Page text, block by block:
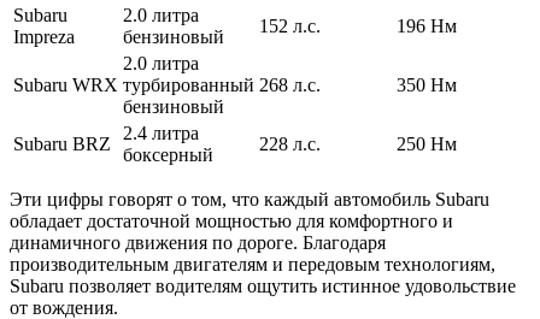
Subaru
Impreza
2.0 литра
бензиновый
152 л.с. 196 Нм
Subaru WRX
2.0 литра
турбированный
бензиновый
268 л.с. 350 Нм
Subaru BRZ
2.4 литра
боксерный
228 л.с. 250 Нм
Эти цифры говорят о том, что каждый автомобиль Subaru
обладает достаточной мощностью для комфортного и
динамичного движения по дороге. Благодаря
производительным двигателям и передовым технологиям,
Subaru позволяет водителям ощутить истинное удовольствие
от вождения.